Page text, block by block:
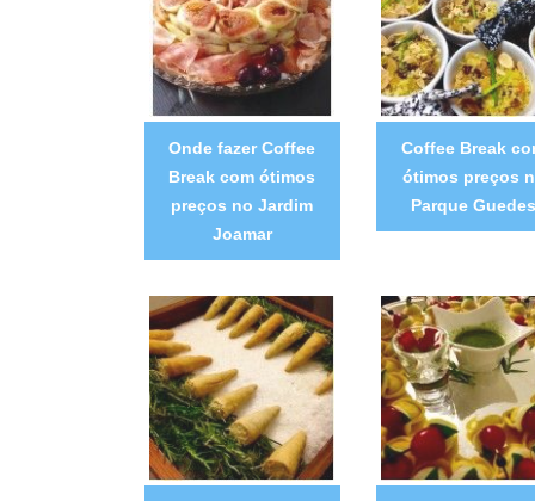
Onde fazer Coffee
Break com ótimos
preços no Jardim
Joamar
Coffee Break
ótimos preços
Parque Guedes